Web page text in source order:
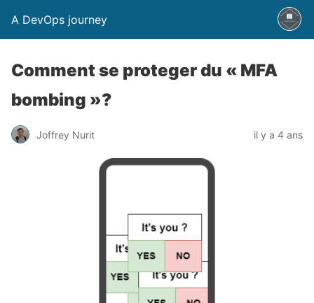
A DevOps journey
Comment se proteger du « MFA
bombing »?
Joffrey Nurit il y a 4 ans